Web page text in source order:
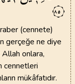
٨٥
(cennete)
gerçeğe ne diye
Allah onlara,
cennetleri
mükâfatıdır.